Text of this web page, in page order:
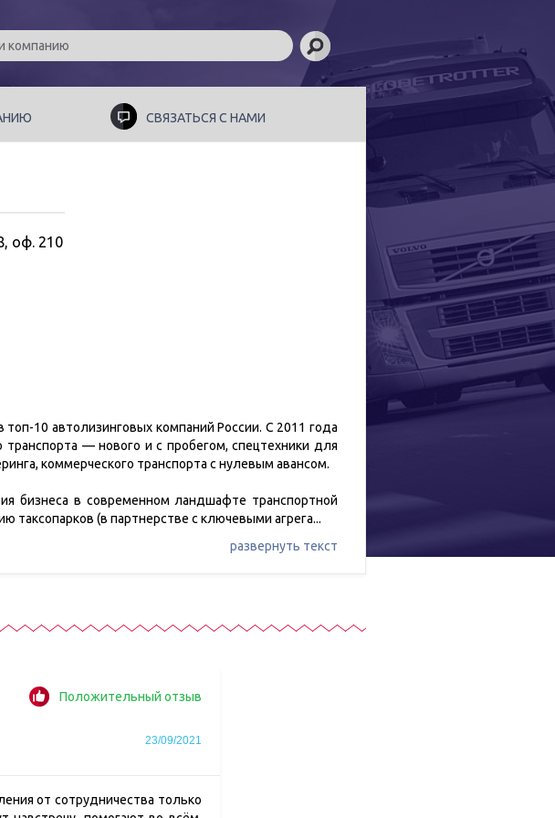
СВЯЗАТЬСЯ С НАМИ
оф. 210
10 автолизинговых компаний России. С 2011 года
— нового и с пробегом, спецтехники для
коммерческого транспорта с нулевым авансом.
бизнеса в современном ландшафте транспортной
(в партнерстве с ключевыми агрега...
развернуть текст
Положительный отзыв
23/09/2021
от сотрудничества только